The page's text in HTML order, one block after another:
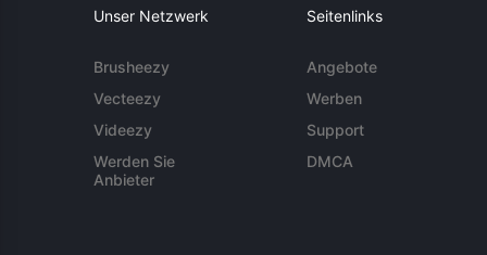
Unser Netzwerk
Brusheezy
Vecteezy
Videezy
Werden Sie
Anbieter
Seitenlinks
Angebote
Werben
Support
DMCA